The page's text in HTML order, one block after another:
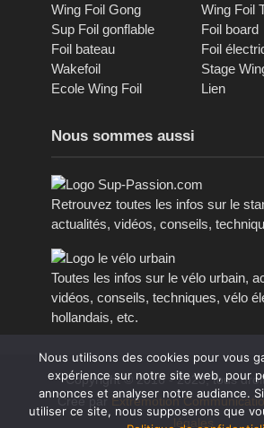
Wing Foil Gong
Wing Foil
Sup Foil gonflable
Foil board
Foil bateau
Foil
Wakefoil
Stage
Ecole Wing Foil
Lien
Nous sommes aussi
Retrouvez toutes les infos sur le
actualités, vidéos, conseils,
Toutes les infos sur le vélo urbain,
vidéos, conseils, techniques, vélo
hollandais, etc.
Copyright © 2016 - 2023, tous
Créé par Extremotion
légales
Nous utilisons des cookies pour vous
expérience sur notre site web, pour
annonces et analyser notre audiance.
utiliser ce site, nous supposerons que